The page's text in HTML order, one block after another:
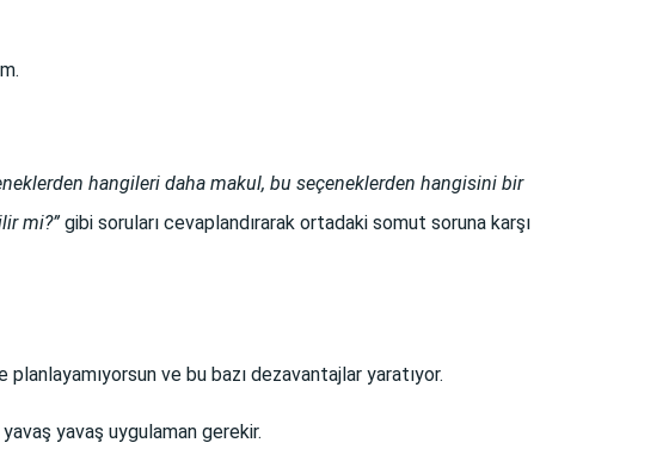
hangileri daha makul, bu seçeneklerden hangisini bir
mi?” gibi soruları cevaplandırarak ortadaki somut soruna karşı
planlayamıyorsun ve bu bazı dezavantajlar yaratıyor.
yavaş uygulaman gerekir.